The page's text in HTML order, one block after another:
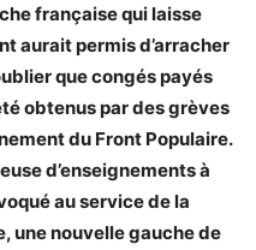
française qui laisse
aurait permis d’arracher
que congés payés
obtenus par des grèves
du Front Populaire.
d’enseignements à
au service de la
une nouvelle gauche de